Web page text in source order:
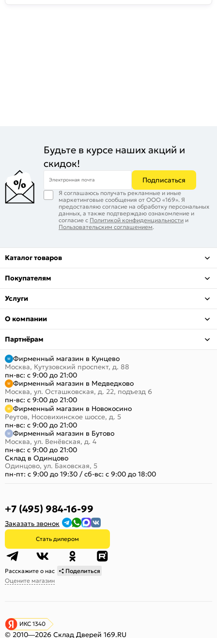
Будьте в курсе наших акций и
скидок!
Электронная почта Подписаться
Я соглашаюсь получать рекламные и иные
маркетинговые сообщения от ООО «169». Я
предоставляю согласие на обработку персональных
данных, а также подтверждаю ознакомление и
согласие с Политикой конфиденциальности и
Пользовательским соглашением.
Каталог товаров
Покупателям
Услуги
О компании
Партнёрам
Фирменный магазин в Кунцево
Москва, Кутузовский проспект, д. 88
пн-вс: с 9:00 до 21:00
Фирменный магазин в Медведково
Москва, ул. Осташковская, д. 22, подъезд 6
пн-вс: с 9:00 до 21:00
Фирменный магазин в Новокосино
Реутов, Носовихинское шоссе, д. 5
пн-вс: с 9:00 до 21:00
Фирменный магазин в Бутово
Москва, ул. Венёвская, д. 4
пн-вс: с 9:00 до 21:00
Склад в Одинцово
Одинцово, ул. Баковская, 5
пн-пт: с 9:00 до 19:30 /сб-вс: с 9:00 до 18:00
+7 (495) 984-16-99
Заказать звонок
Стать дилером
Расскажите о нас
Поделиться
Оцените магазин
ИКС 1340
© 2010—2026 Склад Дверей 169.RU